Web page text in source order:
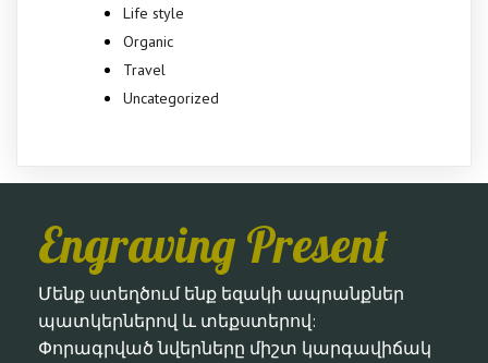
Life style
Organic
Travel
Uncategorized
Engraving Present
Մենք ստեղծում ենք եզակի ապրանքներ
պատկերներով և տեքստերով:
Փորագրված նվերները միշտ կարգավիճակ